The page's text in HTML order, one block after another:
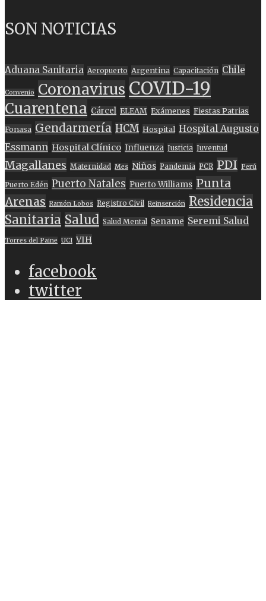
SON NOTICIAS
Aduana Sanitaria Aeropuerto Argentina Capacitación Chile
Convenio Coronavirus COVID-19
Cuarentena Cárcel ELEAM Exámenes Fiestas Patrias
Fonasa Gendarmería HCM Hospital Hospital Augusto
Essmann Hospital Clínico Influenza Justicia Juventud
Magallanes Maternidad Mes Niños Pandemia PCR PDI Perú
Puerto Edén Puerto Natales Puerto Williams Punta
Arenas Ramón Lobos Registro Civil Reinserción Residencia
Sanitaria Salud Salud Mental Sename Seremi Salud
Torres del Paine UCI VIH
facebook
twitter